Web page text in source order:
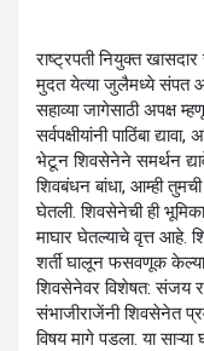
राष्ट्रपती नियुक्त
मुदत येत्या जुलैमध्ये संपत
सहाव्या जागेसाठी अपक्ष
सर्वपक्षीयांनी पाठिंबा
भेटून शिवसेनेने समर्थन
शिवबंधन बांधा, आम्ही
घेतली. शिवसेनेची ही
माघार घेतल्याचे वृत्त आहे.
शर्ती घालून फसवणूक
शिवसेनेवर विशेषत: संजय
संभाजीराजेंनी शिवसेनेत
विषय मागे पडला. या